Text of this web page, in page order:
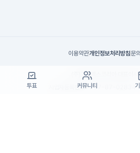
이용약관개인정보처리방침문의
(주)고투엑스코리아 대표이사
사업자등록번호 : 737-87-02834
투표 커뮤니티